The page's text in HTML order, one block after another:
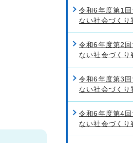
令和6年度第1
ない社会づくり
令和6年度第2
ない社会づくり
令和6年度第3
ない社会づくり
令和6年度第4
ない社会づくり